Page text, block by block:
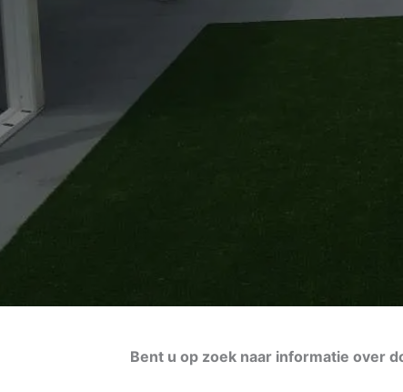
Bent u op zoek naar informatie over